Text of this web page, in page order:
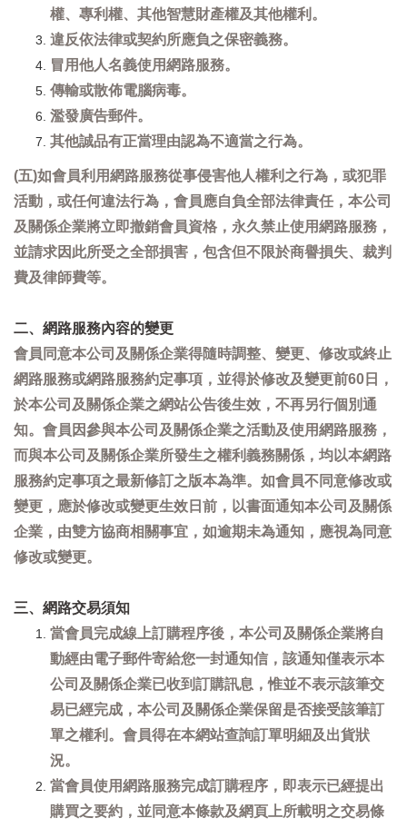
權、專利權、其他智慧財產權及其他權利。
違反依法律或契約所應負之保密義務。
冒用他人名義使用網路服務。
傳輸或散佈電腦病毒。
濫發廣告郵件。
其他誠品有正當理由認為不適當之行為。
(五)如會員利用網路服務從事侵害他人權利之行為，或犯罪
活動，或任何違法行為，會員應自負全部法律責任，本公司
及關係企業將立即撤銷會員資格，永久禁止使用網路服務，
並請求因此所受之全部損害，包含但不限於商譽損失、裁判
費及律師費等。
二、網路服務內容的變更
會員同意本公司及關係企業得隨時調整、變更、修改或終止
網路服務或網路服務約定事項，並得於修改及變更前60日，
於本公司及關係企業之網站公告後生效，不再另行個別通
知。會員因參與本公司及關係企業之活動及使用網路服務，
而與本公司及關係企業所發生之權利義務關係，均以本網路
服務約定事項之最新修訂之版本為準。如會員不同意修改或
變更，應於修改或變更生效日前，以書面通知本公司及關係
企業，由雙方協商相關事宜，如逾期未為通知，應視為同意
修改或變更。
三、網路交易須知
當會員完成線上訂購程序後，本公司及關係企業將自
動經由電子郵件寄給您一封通知信，該通知僅表示本
公司及關係企業已收到訂購訊息，惟並不表示該筆交
易已經完成，本公司及關係企業保留是否接受該筆訂
單之權利。會員得在本網站查詢訂單明細及出貨狀
況。
當會員使用網路服務完成訂購程序，即表示已經提出
購買之要約，並同意本條款及網頁上所載明之交易條